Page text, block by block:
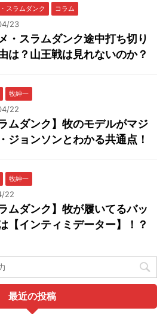
スラムダンク コラム
23
・スラムダンク途中打ち切り
は？山王戦は見れないのか？
牧紳一
22
ラムダンク】牧のモデルがマジ
ジョンソンとわかる共通点！
牧紳一
22
ラムダンク】牧が履いてるバッ
【インティミデーター】！？
最近の投稿